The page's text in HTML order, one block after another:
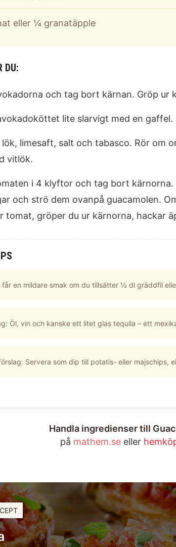
eller ¼ granatäpple
DU:
och tag bort kärnan. Gröp ur
lite slarvigt med en gaffel.
limesaft, salt och tabasco. Rör om
vitlök.
i 4 klyftor och tag bort kärnorna.
och strö dem ovanpå guacamolen.
tomat, gröper du ur kärnorna, hackar
får en mildare smak om du tillsätter ½ dl gräddfil
Öl, vin och kanske ett litet glas tequila – ett
Servera som dip till potatis- eller majschips,
Handla ingredienser till
på mathem.se eller